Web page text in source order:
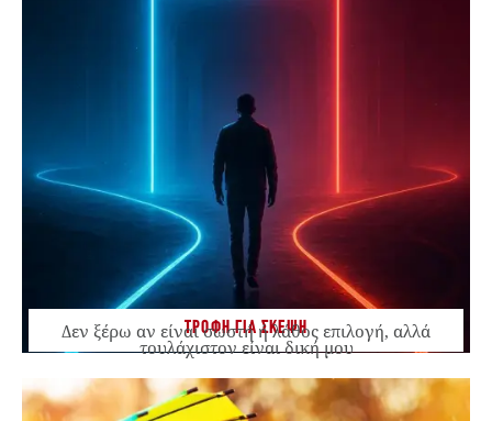
ΤΡΟΦΗ ΓΙΑ ΣΚΕΨΗ
Δεν ξέρω αν είναι σωστή ή λάθος επιλογή, αλλά
τουλάχιστον είναι δική μου